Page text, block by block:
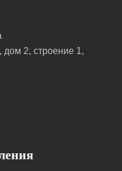
дом 2, строение 1,